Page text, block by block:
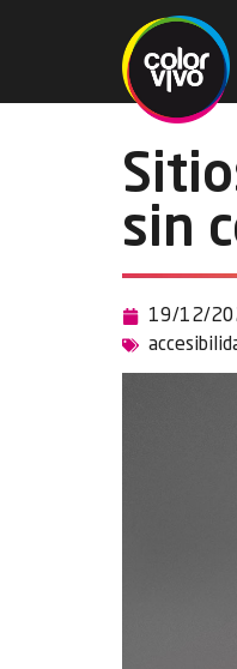
sin
19/12/